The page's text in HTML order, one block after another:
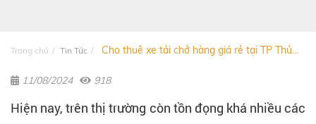
Trang chủ Tin Tức Cho thuê xe tải chở hàng giá rẻ tại TP Thủ...
11/08/2024 918
Hiện nay, trên thị trường còn tồn đọng khá nhiều các